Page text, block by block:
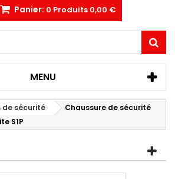
Panier: 0 Produits 0,00 €
MENU
de sécurité
Chaussure de sécurité
S1P